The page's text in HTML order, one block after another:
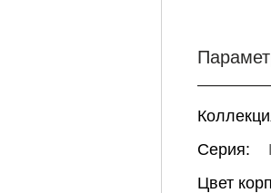
Серия:
Цвет